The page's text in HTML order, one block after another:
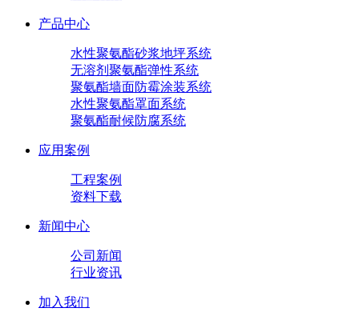
产品中心
水性聚氨酯砂浆地坪系统
无溶剂聚氨酯弹性系统
聚氨酯墙面防霉涂装系统
水性聚氨酯罩面系统
聚氨酯耐候防腐系统
应用案例
工程案例
资料下载
新闻中心
公司新闻
行业资讯
加入我们